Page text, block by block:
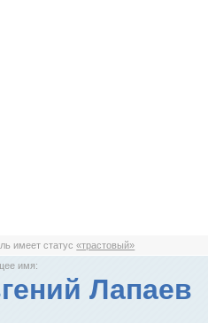
имеет статус«трастовый»
имя:
Лапаев